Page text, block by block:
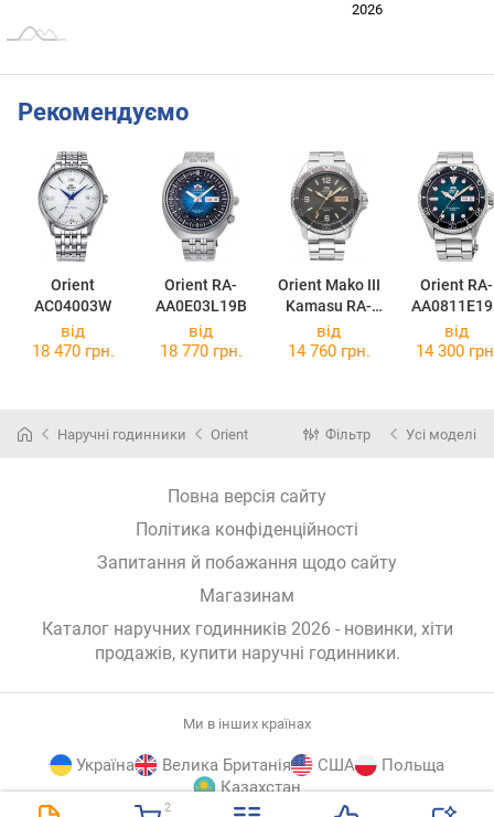
2
2026
Рекомендуємо
Orient
AC04003W
Orient RA-
AA0E03L19B
Orient Mako III
Kamasu RA-
AA0819N19B
Orient RA-
від
18 470 грн.
від
18 770 грн.
від
14 760 грн.
від
14 300
Наручні годинники Orient Фільтр Усі моделі
Повна версія сайту
Політика конфіденційності
Запитання й побажання щодо сайту
Магазинам
Каталог наручних годинників 2026 - новинки, хіти
продажів, купити наручні годинники.
Ми в інших країнах
Україна Велика Британія США
Польща
Казахстан